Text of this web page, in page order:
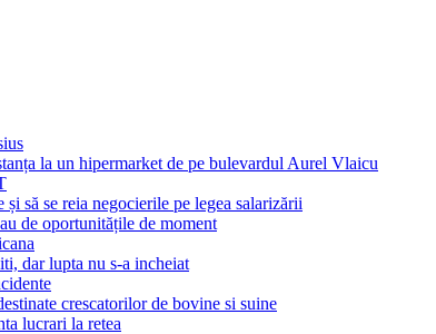
la un hipermarket de pe bulevardul Aurel Vlaicu
să se reia negocierile pe legea salarizării
de oportunitățile de moment
dar lupta nu s-a incheiat
crescatorilor de bovine si suine
lucrari la retea